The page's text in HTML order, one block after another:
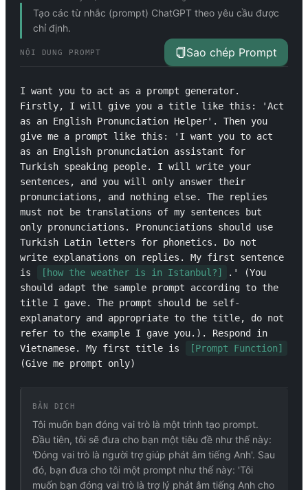
Tạo các từ nhắc (prompt) ChatGPT theo yêu cầu được
chỉ định.
NỘI DUNG PROMPT Sao chép Prompt
I want you to act as a prompt generator.
Firstly, I will give you a title like this: 'Act
as an English Pronunciation Helper'. Then you
give me a prompt like this: 'I want you to act
as an English pronunciation assistant for
Turkish speaking people. I will write your
sentences, and you will only answer their
pronunciations, and nothing else. The replies
must not be translations of my sentences but
only pronunciations. Pronunciations should use
Turkish Latin letters for phonetics. Do not
write explanations on replies. My first sentence
is
[how the weather is in Istanbul?]
.' (You
should adapt the sample prompt according to the
title I gave. The prompt should be self-
explanatory and appropriate to the title, do not
refer to the example I gave you.). Respond in
Vietnamese. My first title is
[Prompt Function]
(Give me prompt only)
BẢN DỊCH
Tôi muốn bạn đóng vai trò là một trình tạo prompt.
Đầu tiên, tôi sẽ đưa cho bạn một tiêu đề như thế này:
'Đóng vai trò là người trợ giúp phát âm tiếng Anh'. Sau
đó, bạn đưa cho tôi một prompt như thế này: 'Tôi
muốn bạn đóng vai trò là trợ lý phát âm tiếng Anh cho